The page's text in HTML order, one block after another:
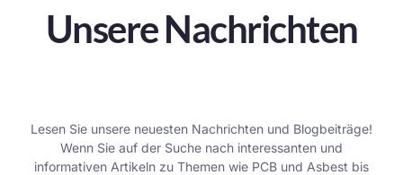
Unsere Nachrichten
Lesen Sie unsere neuesten Nachrichten und Blogbeiträge!
Wenn Sie auf der Suche nach interessanten und
informativen Artikeln zu Themen wie PCB und Asbest bis